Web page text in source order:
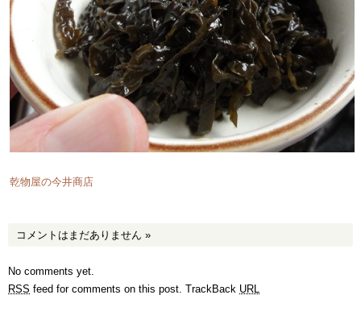
乾物屋の今井商店
コメントはまだありません »
No comments yet.
RSS feed for comments on this post. TrackBack URL